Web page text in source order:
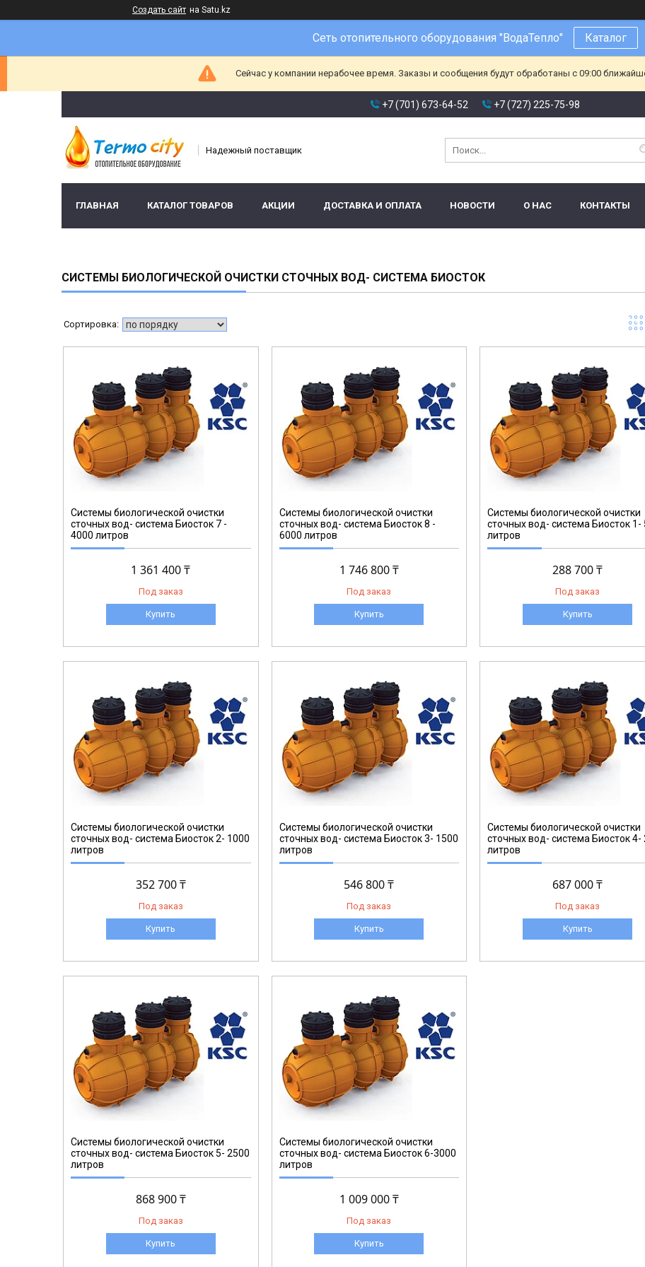
Создать сайт на Satu.kz
Сеть отопительного оборудования "ВодаТепло" Каталог
Сейчас у компании нерабочее время. Заказы и сообщения будут обработаны с 09:00
+7 (701) 673-64-52 +7 (727) 225-75-98
Надежный поставщик
ГЛАВНАЯ КАТАЛОГ ТОВАРОВ АКЦИИ ДОСТАВКА И ОПЛАТА НОВОСТИ О НАС КОНТАКТЫ
СИСТЕМЫ БИОЛОГИЧЕСКОЙ ОЧИСТКИ СТОЧНЫХ ВОД- СИСТЕМА БИОСТОК
Системы биологической очистки
сточных вод- система Биосток 7 -
4000 литров
1 361 400 ₸
Под заказ
Купить
Системы биологической очистки
сточных вод- система Биосток 8 -
6000 литров
1 746 800 ₸
Под заказ
Купить
Системы биологической очистки
сточных вод- система Биосток 1-
литров
288 700 ₸
Под заказ
Купить
Системы биологической очистки
сточных вод- система Биосток 2- 1000
литров
352 700 ₸
Под заказ
Купить
Системы биологической очистки
сточных вод- система Биосток 3- 1500
литров
546 800 ₸
Под заказ
Купить
Системы биологической очистки
сточных вод- система Биосток 4-
литров
687 000 ₸
Под заказ
Купить
Системы биологической очистки
сточных вод- система Биосток 5- 2500
литров
868 900 ₸
Под заказ
Купить
Системы биологической очистки
сточных вод- система Биосток 6-3000
литров
1 009 000 ₸
Под заказ
Купить